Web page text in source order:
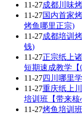
11-27成都川味
11-27国内首家
烤鱼哪里正宗)
11-27成都培训
钱)
11-27正宗纸上
短期速成教学
11-27四川哪里
11-27重庆纸上
培训班【带来核
11-27烤鱼培训